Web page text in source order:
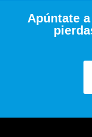
Apúntate